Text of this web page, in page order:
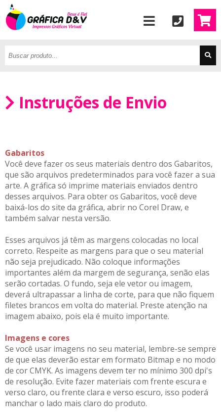
Instruções de Envio
Gabaritos
Você deve fazer os seus materiais dentro dos Gabaritos,
que são arquivos predeterminados para você fazer a sua
arte. A gráfica só imprime materiais enviados dentro
desses arquivos. Para obter os Gabaritos, você deve
baixá-los do site da gráfica, abrir no Corel Draw, e
também salvar nesta versão.
Esses arquivos já têm as margens colocadas no local
correto. Respeite as margens para que o seu material
não seja prejudicado. Não coloque informações
importantes além da margem de segurança, senão elas
serão cortadas. O fundo, seja ele vetor ou imagem,
deverá ultrapassar a linha de corte, para que não fiquem
filetes brancos em volta do material. Preste atenção na
imagem abaixo, pois ela é muito importante.
Imagens e cores
Se você usar imagens no seu material, lembre-se sempre
de que elas deverão estar em formato Bitmap e no modo
de cor CMYK. As imagens devem ter no mínimo 300 dpi's
de resolução. Evite fazer materiais com frente escura e
verso claro, ou frente clara e verso escuro, isso poderá
manchar o lado mais claro do produto.